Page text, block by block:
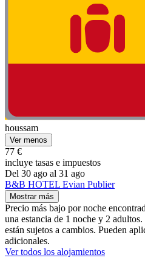
houssam
Ver menos
77 €
incluye tasas e impuestos
Del 30 ago al 31 ago
B&B HOTEL Evian Publier
Mostrar más
Precio más bajo por noche
una estancia de 1 noche y 2
están sujetos a cambios. Pueden
adicionales.
Ver todos los alojamientos